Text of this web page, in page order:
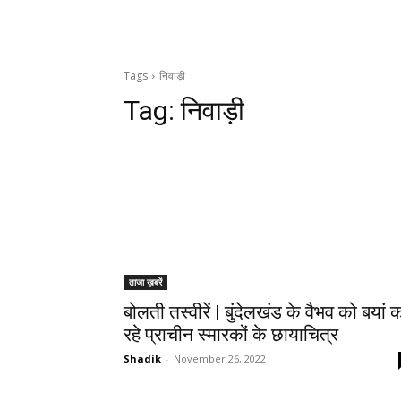
Tags निवाड़ी
Tag:निवाड़ी
ताजा ख़बरें
बोलती तस्वीरें | बुंदेलखंड के वैभव को बयां
रहे प्राचीन स्मारकों के छायाचित्र
Shadik - November 26, 2022